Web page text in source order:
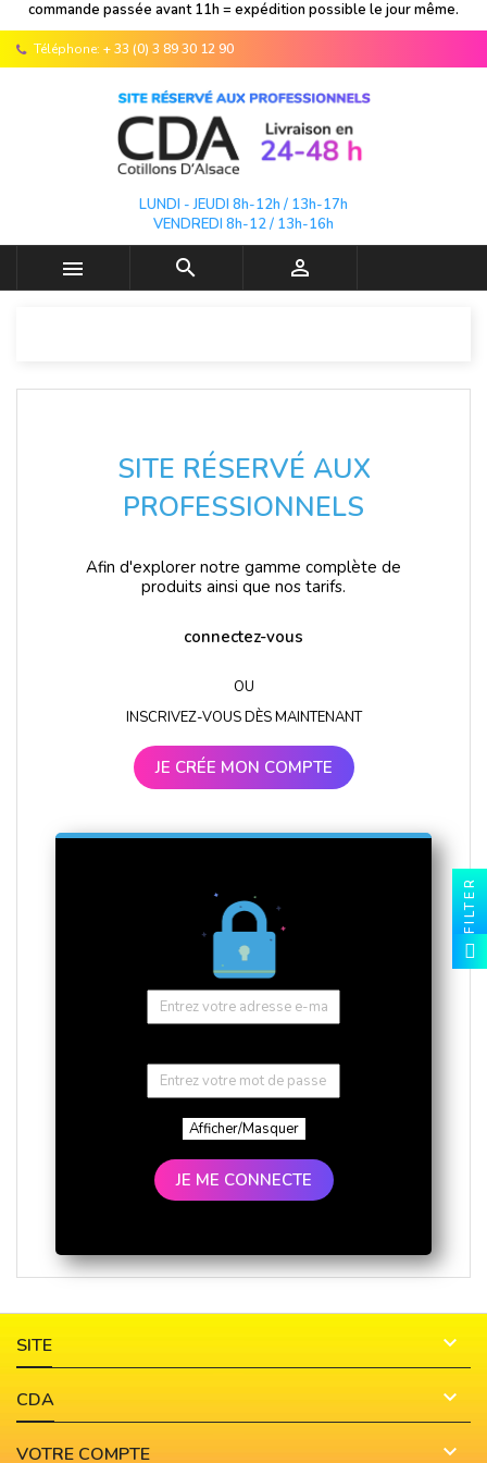
commande passée avant 11h = expédition possible le jour même.
Téléphone: + 33 (0) 3 89 30 12 90
LUNDI - JEUDI 8h-12h / 13h-17h
VENDREDI 8h-12 / 13h-16h
  
SITE RÉSERVÉ AUX
PROFESSIONNELS
Afin d'explorer notre gamme complète de
produits ainsi que nos tarifs.
connectez-vous
OU
INSCRIVEZ-VOUS DÈS MAINTENANT
JE CRÉE MON COMPTE
Afficher/Masquer
JE ME CONNECTE
SITE 
CDA 
VOTRE COMPTE 
FILTER